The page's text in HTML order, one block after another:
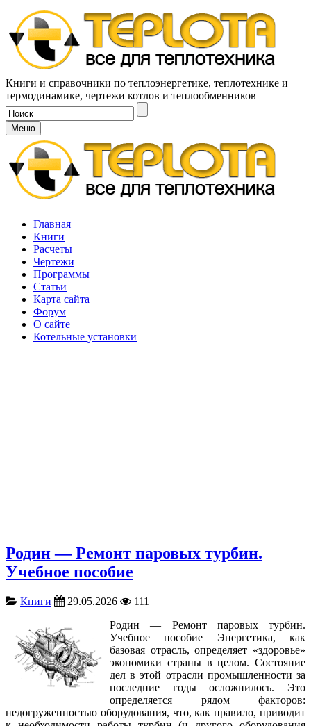
Книги и справочники по теплоэнергетике, теплотехнике и
термодинамике, чертежи котлов и теплообменников
Меню
Главная
Книги
Расчеты
Чертежи
Программы
Статьи
Карта сайта
Форум
О сайте
Котельные установки
Родин — Ремонт паровых турбин.
Учебное пособие
Книги 29.05.2026
111
Родин — Ремонт паровых турбин.
Учебное пособие Энергетика, как
базовая отрасль, определяет «здоровье»
экономики страны в целом. Состояние
дел в этой отрасли промышленности за
последние годы осложнилось. Это
определяется рядом факторов:
недогруженностью оборудования, что, как правило, приводит